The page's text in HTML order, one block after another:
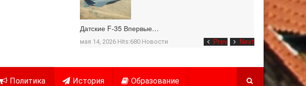
Prev Next
Датские F-35 Впервые…
мая 14, 2026 Hits:680 Новости
Политика История Образование